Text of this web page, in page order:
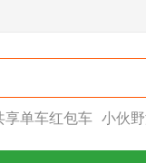
享单车红包车 小伙